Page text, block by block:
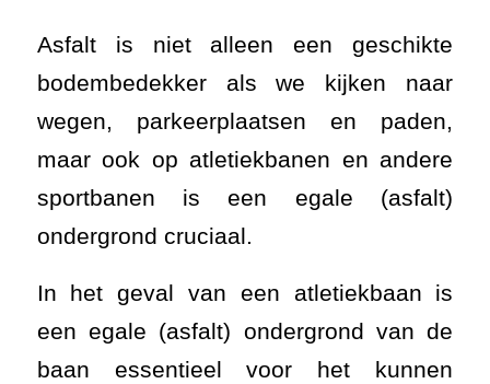
Asfalt is niet alleen een geschikte
bodembedekker als we kijken naar
wegen, parkeerplaatsen en paden,
maar ook op atletiekbanen en andere
sportbanen is een egale (asfalt)
ondergrond cruciaal.
In het geval van een atletiekbaan is
een egale (asfalt) ondergrond van de
baan essentieel voor het kunnen